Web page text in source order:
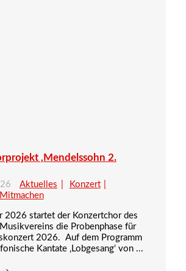
‚Mendelssohn 2.
Aktuelles
Konzert
Mitmachen
2026 startet der Konzertchor des
die Probenphase für
2026. Auf dem Programm
Kantate ‚Lobgesang‘ von ...